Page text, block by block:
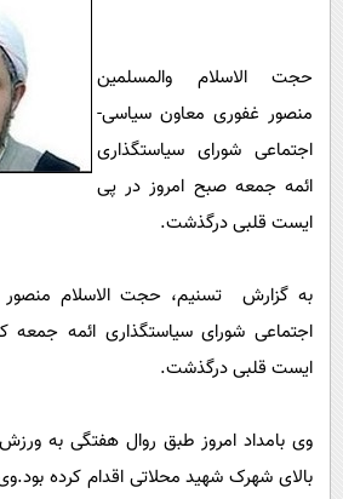
محیط زیست
بین الملل
حجت الاسلام والمسلمین
منصور غفوری معاون سیاسی-
اجتماعی شورای سیاستگذاری
ائمه جمعه صبح امروز در پی
ایست قلبی درگذشت.
به گزارش تسنیم، حجت الاسلام
اجتماعی شورای سیاستگذاری ائمه
ایست قلبی درگذشت.
وی بامداد امروز طبق روال هفتگی به
بالای شهرک شهید محلاتی اقدام کرده